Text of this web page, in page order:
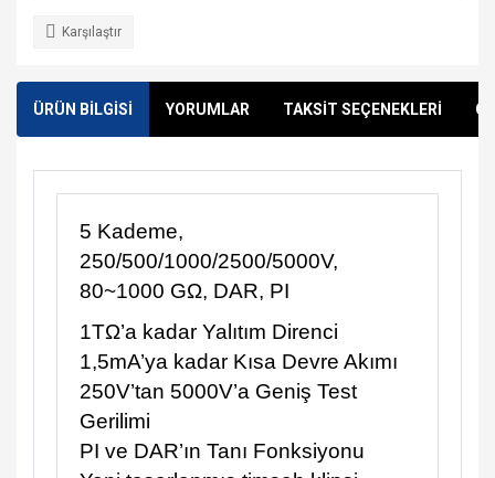
Karşılaştır
ÜRÜN BİLGİSİ YORUMLAR TAKSİT SEÇENEKLERİ
5 Kademe,
250/500/1000/2500/5000V,
80~1000 GΩ, DAR, PI
1TΩ’a kadar Yalıtım Direnci
1,5mA’ya kadar Kısa Devre Akımı
250V’tan 5000V’a Geniş Test
Gerilimi
PI ve DAR’ın Tanı Fonksiyonu